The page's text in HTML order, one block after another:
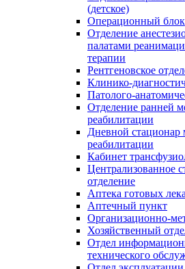
(детское)
Операционный блок
Отделение
палатами
терапии
Рентгеновское
Клинико-
Патолого-
Отделение ранней
реабилитации
Дневной стационар
реабилитации
Кабинет
Централизованное
отделение
Аптека готовых
Аптечный пункт
Организационно-
Хозяйственный
Отдел
технического